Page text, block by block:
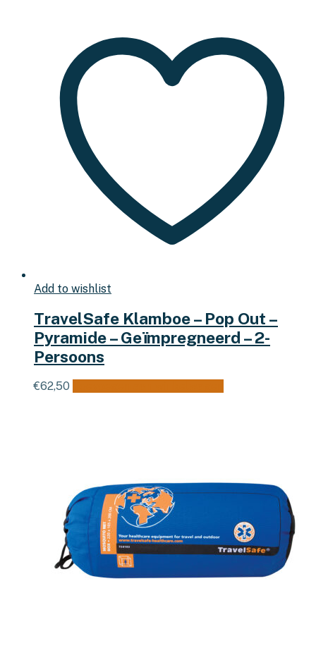
Add to wishlist
TravelSafe Klamboe – Pop Out –
Pyramide – Geïmpregneerd – 2-
Persoons
€62,50